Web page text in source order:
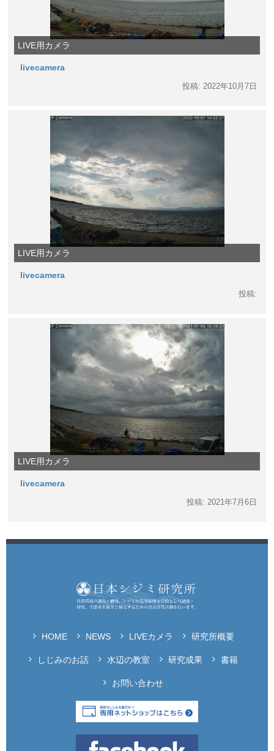
LIVE用カメラ
livecamera
投稿: 2022年10月7日
LIVE用カメラ
livecamera
投稿:
LIVE用カメラ
livecamera
投稿: 2021年7月6日
HOME NEWS LIVEカメラ 研究所概要
しじみのお話 水辺の教室 研究成果 書籍
お問い合わせ